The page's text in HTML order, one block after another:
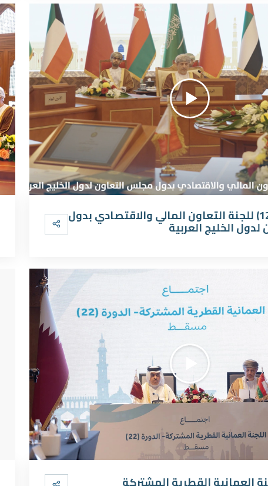
الاجتماع الـ (120) للجنة التعاون المالي والاقتصادي بدول
الخليج العربية